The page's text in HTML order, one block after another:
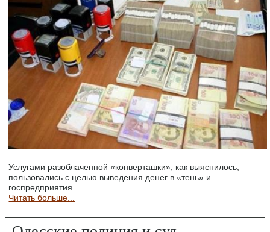
Услугами разоблаченной «конверташки», как выяснилось,
пользовались с целью выведения денег в «тень» и
госпредприятия.
Читать больше...